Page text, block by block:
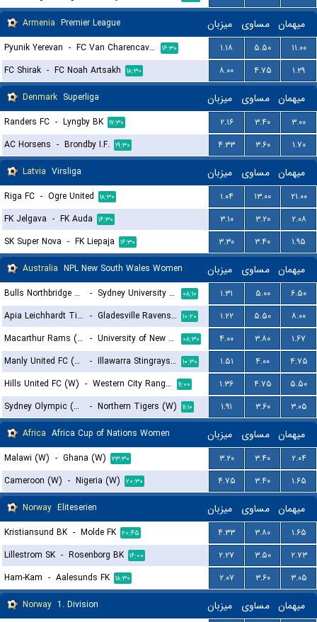
Armenia Premier League میزبان مساوی میهمان
Pyunik Yerevan - FC Van Charencavan ۱۶:۳۰ ۱.۱۸ ۵.۵۰
۱۱.۰۰
FC Shirak - FC Noah Artsakh ۱۸:۳۰ ۸.۰۰ ۴.۷۵
۱.۲۹
Denmark Superliga میزبان مساوی میهمان
Randers FC - Lyngby BK ۱۷:۳۰ ۲.۱۶ ۳.۴۰
۳.۰۰
AC Horsens - Brondby I.F. ۱۹:۳۰ ۴.۳۳ ۳.۶۰
۱.۷۰
Latvia Virsliga میزبان مساوی میهمان
Riga FC - Ogre United ۱۸:۳۰ ۱.۰۴ ۱۳.۰۰
۲۱.۰۰
FK Jelgava - FK Auda ۱۶:۳۰ ۳.۱۰ ۳.۲۰
۲.۰۸
SK Super Nova - FK Liepaja ۱۶:۳۰ ۳.۳۰ ۳.۴۰
۱.۹۵
Australia NPL New South Wales Women میزبان مساوی میهمان
Bulls Northbridge FC Academy (W) - Sydney University FC (W) ۰۸:۱۰ ۱.۳۱ ۵.۰۰
۶.۵۰
Apia Leichhardt Tigers (W) - Gladesville Ravens (W) ۱۰:۲۰ ۱.۲۲ ۵.۵۰
۸.۰۰
Macarthur Rams (W) - University of New South Wales (W) ۰۸:۳۰ ۴.۰۰ ۳.۸۰
۱.۶۷
Manly United FC (W)
- Illawarra Stingrays (W) ۱۰:۳۰ ۱.۵۱ ۴.۰۰
۴.۷۵
Hills United FC (W) - Western City Rangers (W) ۱۱:۰۰ ۱.۳۶ ۴.۷۵
۵.۵۰
Sydney Olympic (W)
- Northern Tigers (W) ۱۱:۱۰ ۱.۹۱ ۳.۶۰
۳.۰۵
Africa Africa Cup of Nations Women میزبان مساوی میهمان
Malawi (W) - Ghana (W) ۲۳:۳۰ ۳.۲۰ ۳.۴۰
۲.۰۴
Cameroon (W) - Nigeria (W) ۲۰:۳۰ ۴.۷۵ ۳.۴۰
۱.۶۵
Norway Eliteserien میزبان مساوی میهمان
Kristiansund BK - Molde FK ۲۰:۴۵ ۴.۳۳ ۳.۸۰
۱.۶۵
Lillestrom SK - Rosenborg BK ۱۶:۰۰ ۲.۲۷ ۳.۵۰
۲.۷۳
Ham-Kam - Aalesunds FK ۱۸:۳۰ ۲.۰۷ ۳.۶۰
۳.۰۵
Norway 1. Division میزبان مساوی میهمان